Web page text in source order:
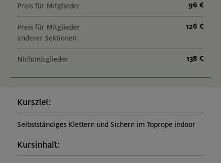
Preis für Mitglieder 96 €
Preis für Mitglieder
anderer Sektionen
126 €
Nichtmitglieder 138 €
Kursziel:
Selbstständiges Klettern und Sichern im Toprope indoor
Kursinhalt: